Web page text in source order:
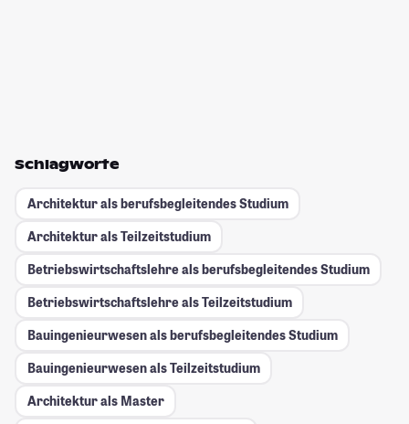
Schlagworte
Architektur als berufsbegleitendes Studium
Architektur als Teilzeitstudium
Betriebswirtschaftslehre als berufsbegleitendes Studium
Betriebswirtschaftslehre als Teilzeitstudium
Bauingenieurwesen als berufsbegleitendes Studium
Bauingenieurwesen als Teilzeitstudium
Architektur als Master